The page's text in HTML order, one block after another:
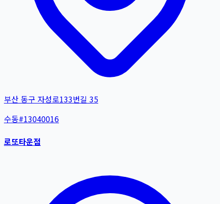
부산 동구 자성로133번길 35
수동#13040016
로또타운점